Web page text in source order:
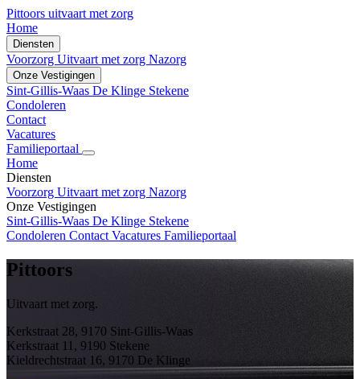
Pittoors uitvaart met zorg
Home
Diensten
Voorzorg Uitvaart met zorg Nazorg
Onze Vestigingen
Sint-Gillis-Waas De Klinge Stekene
Condoleren
Contact
Vacatures
Familieportaal
Home
Diensten
Voorzorg Uitvaart met zorg Nazorg
Onze Vestigingen
Sint-Gillis-Waas De Klinge Stekene
Condoleren Contact Vacatures Familieportaal
Pittoors
Uitvaart met zorg.
Kerkstraat 28, 9170 Sint-Gillis-Waas
Kerkstraat 11, 9190 Stekene
Kieldrechtstraat 16, 9170 De Klinge